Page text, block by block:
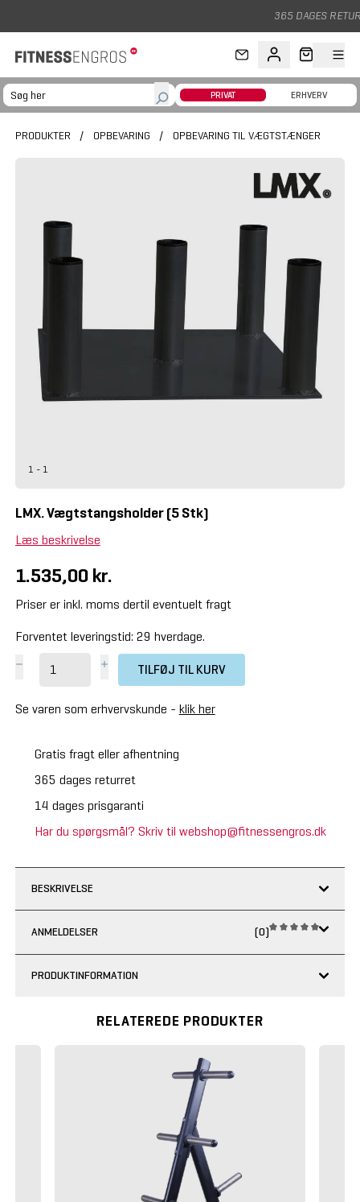
365 DAGES RETURRET
PRIVAT ERHVERV
PRODUKTER / OPBEVARING / OPBEVARING TIL VÆGTSTÆNGER
1 - 1
LMX. Vægtstangsholder (5 Stk)
Læs beskrivelse
1.535,00 kr.
Priser er inkl. moms dertil eventuelt fragt
Forventet leveringstid: 29 hverdage.
TILFØJ TIL KURV
Se varen som erhvervskunde - klik her
Gratis fragt eller afhentning
365 dages returret
14 dages prisgaranti
Har du spørgsmål? Skriv til webshop@fitnessengros.dk
BESKRIVELSE
ANMELDELSER (0)
PRODUKTINFORMATION
RELATEREDE PRODUKTER